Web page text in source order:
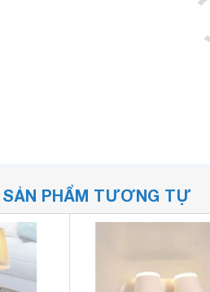
SẢN PHẨM TƯƠNG TỰ